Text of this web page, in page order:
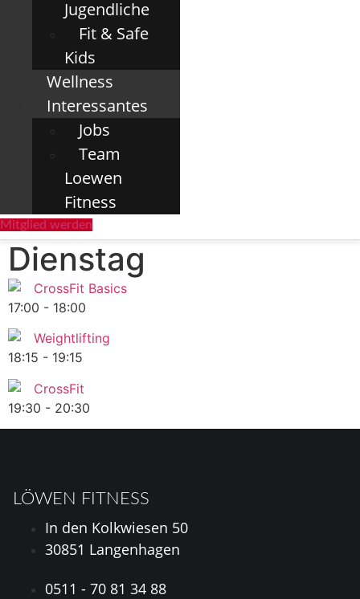
Jugendliche
Fit & Safe
Kids
Wellness
Interessantes
Jobs
Team
Loewen
Fitness
Mitglied werden
Dienstag
CrossFit Basics
17:00 - 18:00
Weightlifting
18:15 - 19:15
CrossFit
19:30 - 20:30
LÖWEN FITNESS
In den Kolkwiesen 50
30851 Langenhagen
0511 - 70 81 34 88